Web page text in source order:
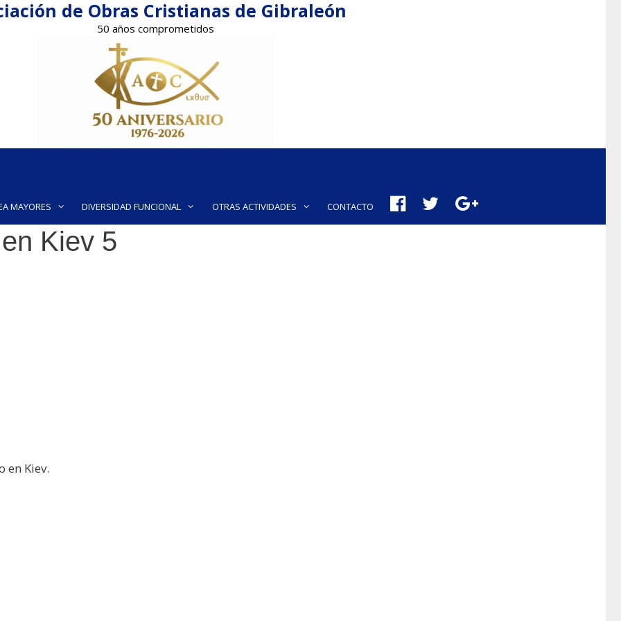
de Obras Cristianas de Gibraleón
50 años comprometidos
MAYORES DIVERSIDAD FUNCIONAL OTRAS ACTIVIDADES CONTACTO
Kiev 5
en Kiev.